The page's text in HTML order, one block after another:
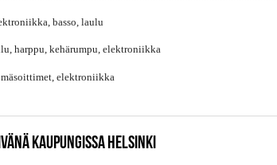
basso, laulu
harppu, kehärumpu, elektroniikka
elektroniikka
KAUPUNGISSA HELSINKI